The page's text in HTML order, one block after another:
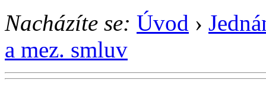
Nacházíte se: Úvod ›
a mez. smluv